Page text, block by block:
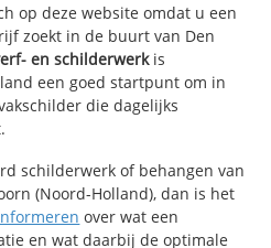
op deze website omdat u een
zoekt in de buurt van Den
en schilderwerkis
een goed startpunt om in
die dagelijks
schilderwerk of behangen van
(Noord-Holland), dan is het
over wat een
en wat daarbij de optimale